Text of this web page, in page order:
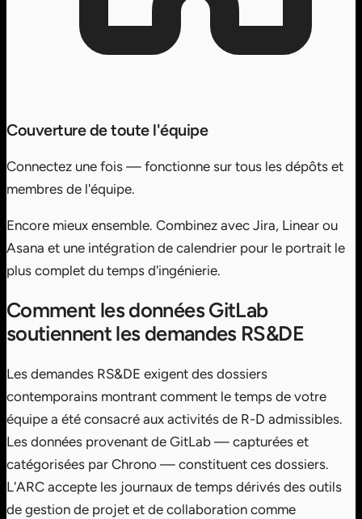
Couverture de toute l'équipe
Connectez une fois — fonctionne sur tous les dépôts et
membres de l'équipe.
Encore mieux ensemble. Combinez avec Jira, Linear ou
Asana et une intégration de calendrier pour le portrait le
plus complet du temps d'ingénierie.
Comment les données GitLab
soutiennent les demandes RS&DE
Les demandes RS&DE exigent des dossiers
contemporains montrant comment le temps de votre
équipe a été consacré aux activités de R-D admissibles.
Les données provenant de GitLab — capturées et
catégorisées par Chrono — constituent ces dossiers.
L'ARC accepte les journaux de temps dérivés des outils
de gestion de projet et de collaboration comme